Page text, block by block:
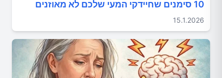
10 סימנים שחיידקי המעי שלכם לא מאוזנים
15.1.2026